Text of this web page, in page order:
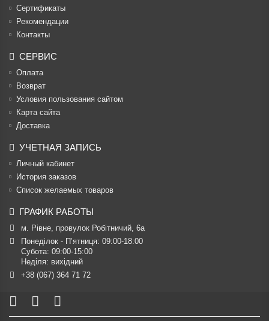
Cертификаты
Рекомендации
Контакты
СЕРВИС
Оплата
Возврат
Условия пользования сайтом
Карта сайта
Доставка
УЧЕТНАЯ ЗАПИСЬ
Личный кабинет
История заказов
Список желаемых товаров
ГРАФИК РАБОТЫ
м. Рівне, провулок Робітничий, 6а
Понеділок - П’ятниця: 09:00-18:00
Субота: 09:00-15:00
Неділя: вихідний
+38 (067) 364 71 72